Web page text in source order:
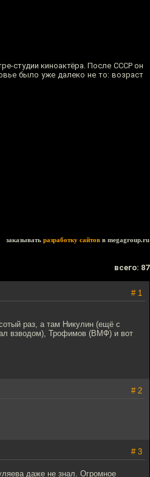
студии киноактёра. После СССР он
было уже далеко не то: возраст
заказывать разработку сайтов в megagroup.ru
всего: 87
# 1
раз, а там Никулин (ещё с
взводом), Трофимов (ВМФ) и вот
# 2
# 3
даже не знал. Огромное